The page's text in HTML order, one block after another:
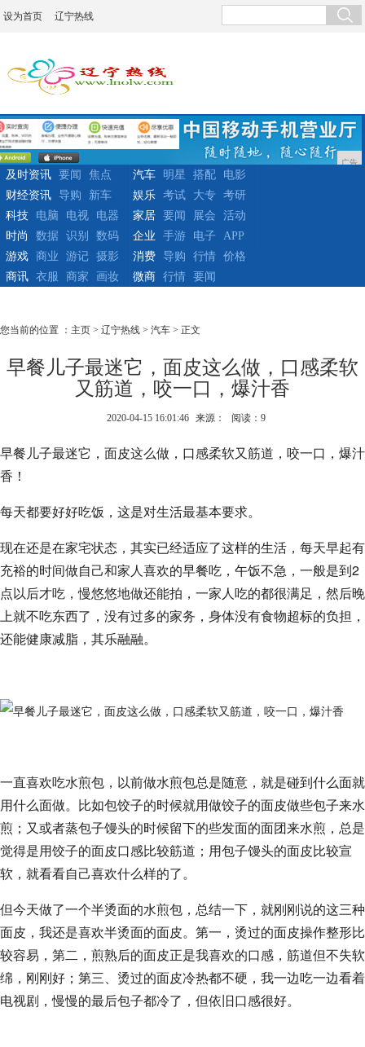
设为首页 辽宁热线
广告
及时资讯 要闻
焦点
财经资讯
导购 新车
汽车 明星 搭配
电影
娱乐
考试 大专
考研
科技
电脑 电视
电器
时尚
数据 识别 数码
家居 要闻 展会
活动
企业
手游 电子
APP
游戏
商业 游记
摄影
商讯
衣服 商家 画妆
消费 导购 行情
价格
微商
行情 要闻
您当前的位置 ： 主页 > 辽宁热线 > 汽车 > 正文
早餐儿子最迷它，面皮这么做，口感柔软
又筋道，咬一口，爆汁香
2020-04-15 16:01:46 来源： 阅读：9
早餐儿子最迷它，面皮这么做，口感柔软又筋道，咬一口，爆汁
香！
每天都要好好吃饭，这是对生活最基本要求。
现在还是在家宅状态，其实已经适应了这样的生活，每天早起有
充裕的时间做自己和家人喜欢的早餐吃，午饭不急，一般是到2
点以后才吃，慢悠悠地做还能拍，一家人吃的都很满足，然后晚
上就不吃东西了，没有过多的家务，身体没有食物超标的负担，
还能健康减脂，其乐融融。
一直喜欢吃水煎包，以前做水煎包总是随意，就是碰到什么面就
用什么面做。比如包饺子的时候就用做饺子的面皮做些包子来水
煎；又或者蒸包子馒头的时候留下的些发面的面团来水煎，总是
觉得是用饺子的面皮口感比较筋道；用包子馒头的面皮比较宣
软，就看看自己喜欢什么样的了。
但今天做了一个半烫面的水煎包，总结一下，就刚刚说的这三种
面皮，我还是喜欢半烫面的面皮。第一，烫过的面皮操作整形比
较容易，第二，煎熟后的面皮正是我喜欢的口感，筋道但不失软
绵，刚刚好；第三、烫过的面皮冷热都不硬，我一边吃一边看着
电视剧，慢慢的最后包子都冷了，但依旧口感很好。